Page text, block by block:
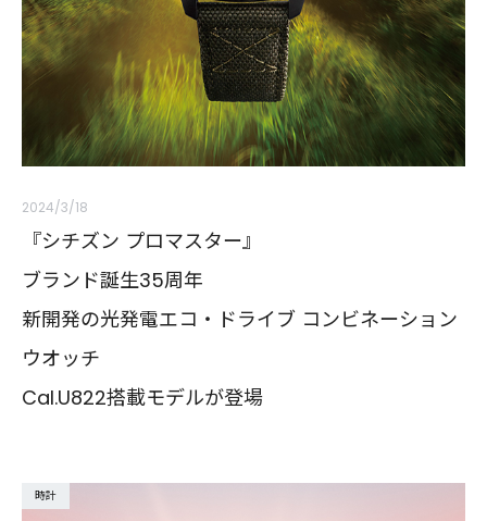
2024/3/18
『シチズン プロマスター』
ブランド誕生35周年
新開発の光発電エコ・ドライブ コンビネーション
ウオッチ
Cal.U822搭載モデルが登場
時計